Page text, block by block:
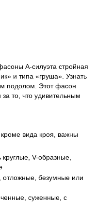
А-силуэта стройная
и типа «груша». Узнать
подолом. Этот фасон
то, что удивительным
вида кроя, важны
круглые, V-образные,
отложные, безумные или
суженные, с